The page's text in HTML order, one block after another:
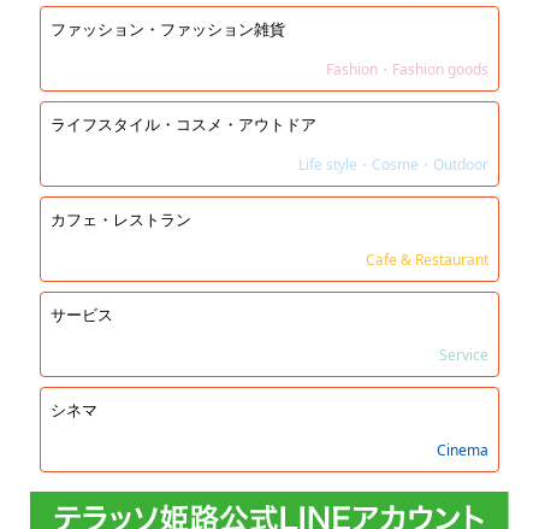
ファッション・ファッション雑貨
Fashion・Fashion goods
ライフスタイル・コスメ・アウトドア
Life style・Cosme・Outdoor
カフェ・レストラン
Cafe & Restaurant
サービス
Service
シネマ
Cinema